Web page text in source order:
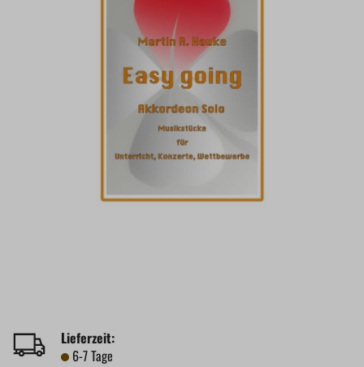
Lieferzeit:
6-7 Tage